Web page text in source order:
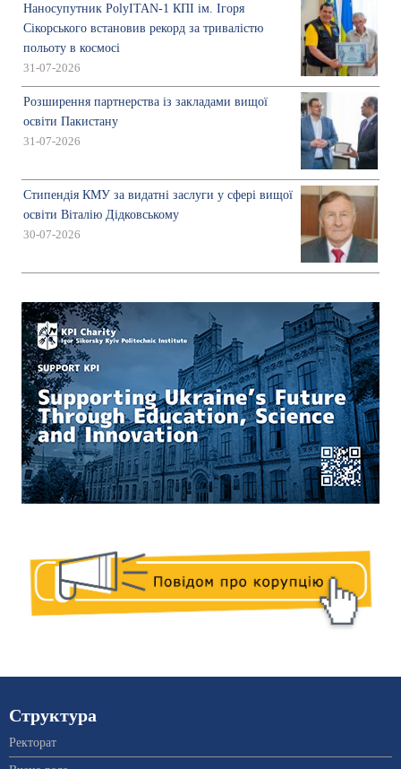
Наносупутник PolyITAN-1 КПІ ім. Ігоря
Сікорського встановив рекорд за тривалістю
польоту в космосі
31-07-2026
Розширення партнерства із закладами вищої
освіти Пакистану
31-07-2026
Стипендія КМУ за видатні заслуги у сфері вищої
освіти Віталію Дідковському
30-07-2026
Структура
Ректорат